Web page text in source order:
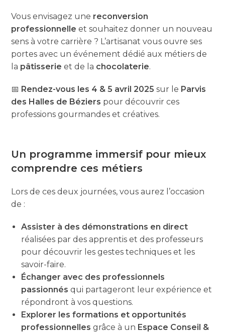
Vous envisagez une reconversion
professionnelle et souhaitez donner un nouveau
sens à votre carrière ? L’artisanat vous ouvre ses
portes avec un événement dédié aux métiers de
la pâtisserie et de la chocolaterie.
📅 Rendez-vous les 4 & 5 avril 2025 sur le Parvis
des Halles de Béziers pour découvrir ces
professions gourmandes et créatives.
Un programme immersif pour mieux
comprendre ces métiers
Lors de ces deux journées, vous aurez l’occasion
de :
Assister à des démonstrations en direct
réalisées par des apprentis et des professeurs
pour découvrir les gestes techniques et les
savoir-faire.
Échanger avec des professionnels
passionnés qui partageront leur expérience et
répondront à vos questions.
Explorer les formations et opportunités
professionnelles grâce à un Espace Conseil &